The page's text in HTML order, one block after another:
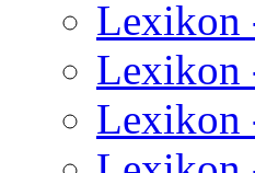
Lexikon
Lexikon
Lexikon